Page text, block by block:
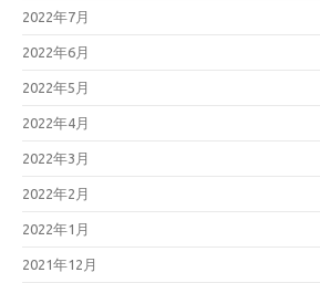
2022年7月
2022年6月
2022年5月
2022年4月
2022年3月
2022年2月
2022年1月
2021年12月